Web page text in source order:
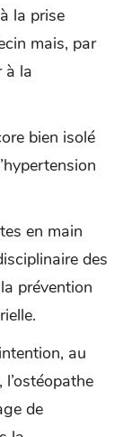
la prise
mais, par
à la
bien isolé
en main
des
prévention
au
de